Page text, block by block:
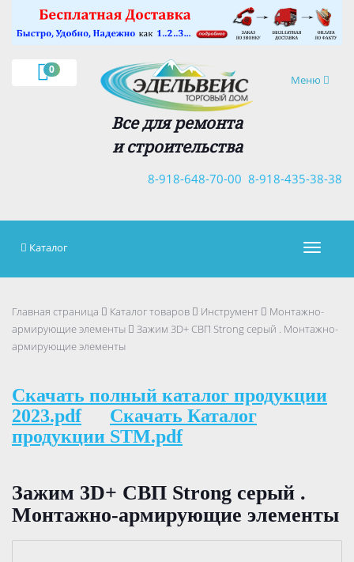
0
Навигация
Меню
Все для ремонта
и строительства
8-918-435-38-38
8-918-648-70-00
×
Каталог
Главная страница Каталог товаров Инструмент
Монтажно-
армирующие элементы
Зажим 3D+ СВП Strong серый . Монтажно-
армирующие элементы
Скачать полный каталог продукции
2023.pdf
Скачать Каталог
продукции STM.pdf
Зажим 3D+ СВП Strong серый .
Монтажно-армирующие элементы